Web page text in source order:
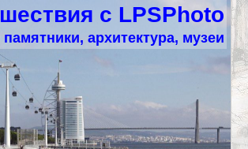
с LPSPhoto
архитектура, музеи